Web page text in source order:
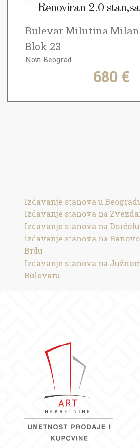
Renoviran 2.0
Bulevar Milutina
Blok 23
Novi Beograd
680 €
Izdavanje stanova u
Izdavanje stanova na
Izdavanje stanova na Dorćolu
Izdavanje stanova na
Brdu
Izdavanje stanova na Južnom
Bulevaru